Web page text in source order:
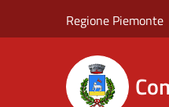
Regione Piemonte